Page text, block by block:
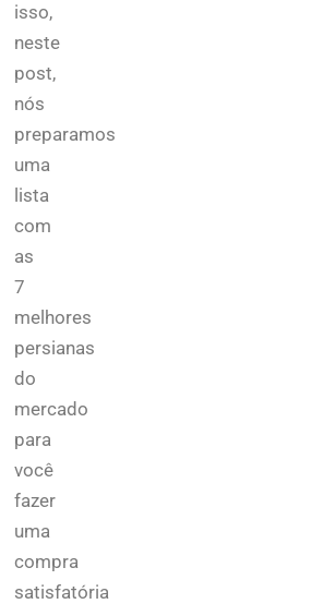
isso,
neste
post,
nós
preparamos
uma
lista
com
as
7
melhores
persianas
do
mercado
para
você
fazer
uma
compra
satisfatória